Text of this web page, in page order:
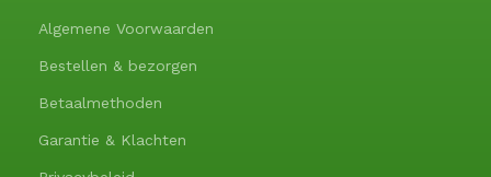
Algemene Voorwaarden
Bestellen & bezorgen
Betaalmethoden
Garantie & Klachten